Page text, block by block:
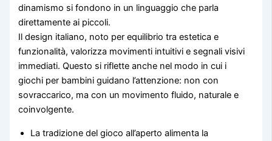
dinamismo si fondono in un linguaggio che parla
direttamente ai piccoli.
Il design italiano, noto per equilibrio tra estetica e
funzionalità, valorizza movimenti intuitivi e segnali visivi
immediati. Questo si riflette anche nel modo in cui i
giochi per bambini guidano l’attenzione: non con
sovraccarico, ma con un movimento fluido, naturale e
coinvolgente.
La tradizione del gioco all’aperto alimenta la